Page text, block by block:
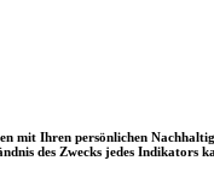
Ihren persönlichen
des Zwecks jedes